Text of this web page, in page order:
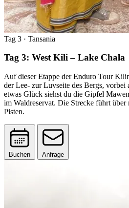
Tag 3 · Tansania
Tag 3: West Kili – Lake Chala
Auf dieser Etappe der Enduro Tour
der Lee- zur Luvseite des Bergs,
etwas Glück siehst du die Gipfel
im Waldreservat. Die Strecke führt über
Pisten.
Buchen Anfrage